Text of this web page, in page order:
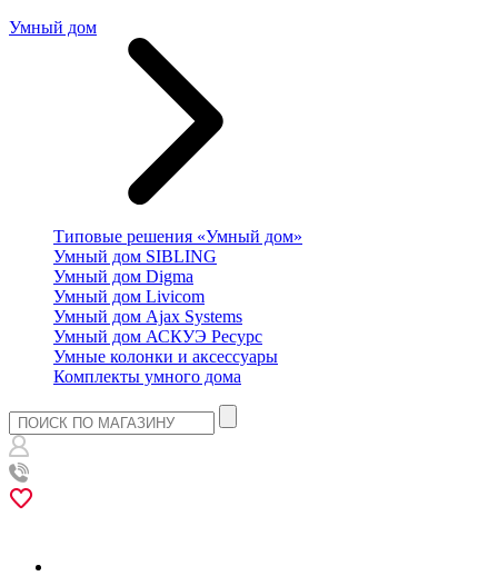
Умный дом
Типовые решения «Умный дом»
Умный дом SIBLING
Умный дом Digma
Умный дом Livicom
Умный дом Ajax Systems
Умный дом АСКУЭ Ресурс
Умные колонки и аксессуары
Комплекты умного дома